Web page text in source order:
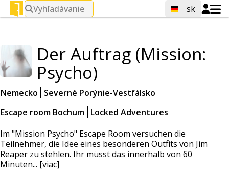
Vyhľadávanie sk
Der Auftrag (Mission:
Psycho)
Nemecko
Severné Porýnie-Vestfálsko
Escape room Bochum Locked Adventures
Im "Mission Psycho" Escape Room versuchen die
Teilnehmer, die Idee eines besonderen Outfits von Jim
Reaper zu stehlen. Ihr müsst das innerhalb von 60
Minuten... [viac]